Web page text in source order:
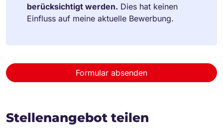
berücksichtigt werden. Dies hat keinen
Einfluss auf meine aktuelle Bewerbung.
Formular absenden
Stellenangebot teilen